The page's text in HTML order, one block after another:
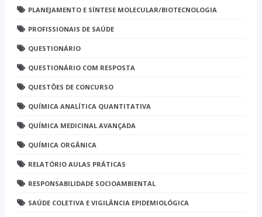
PLANEJAMENTO E SÍNTESE MOLECULAR/BIOTECNOLOGIA
PROFISSIONAIS DE SAÚDE
QUESTIONÁRIO
QUESTIONÁRIO COM RESPOSTA
QUESTÕES DE CONCURSO
QUÍMICA ANALÍTICA QUANTITATIVA
QUÍMICA MEDICINAL AVANÇADA
QUÍMICA ORGÂNICA
RELATÓRIO AULAS PRÁTICAS
RESPONSABILIDADE SOCIOAMBIENTAL
SAÚDE COLETIVA E VIGILÂNCIA EPIDEMIOLÓGICA